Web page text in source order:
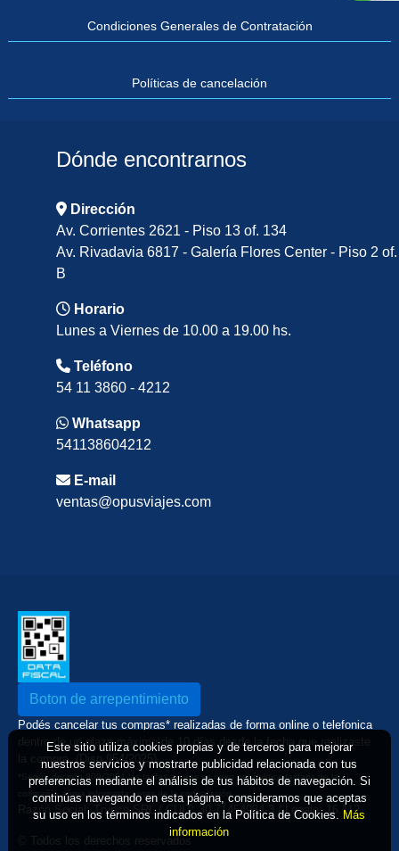
Condiciones Generales de Contratación
Políticas de cancelación
Dónde encontrarnos
Dirección
Av. Corrientes 2621 - Piso 13 of. 134
Av. Rivadavia 6817 - Galería Flores Center - Piso 2 of.
B
Horario
Lunes a Viernes de 10.00 a 19.00 hs.
Teléfono
54 11 3860 - 4212
Whatsapp
541138604212
E-mail
ventas@opusviajes.com
Boton de arrepentimiento
Podés cancelar tus compras* realizadas de forma online o telefonica
dentro de un plazo máximo de 10 días desde la fecha que realizaste
la compra. (Disp.954/2025)
*Según decreto 809/2024 las tarifas aéreas se rigen por política tarifaria de la
compañía aérea informada antes de la contratación
Razón Social: Trypco SRL / CUIT: 30-71454984-3 / Legajo: 16.112
© Todos los derechos reservados
Este sitio utiliza cookies propias y de terceros para mejorar
nuestros servicios y mostrarte publicidad relacionada con tus
preferencias mediante el análisis de tus hábitos de navegación. Si
continúas navegando en esta página, consideramos que aceptas
su uso en los términos indicados en la Política de Cookies.
Más
información